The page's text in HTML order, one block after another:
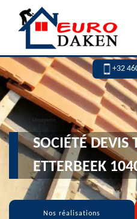
+32
SOCIÉTÉ DEVIS
ETTERBEEK
Nos réalisations